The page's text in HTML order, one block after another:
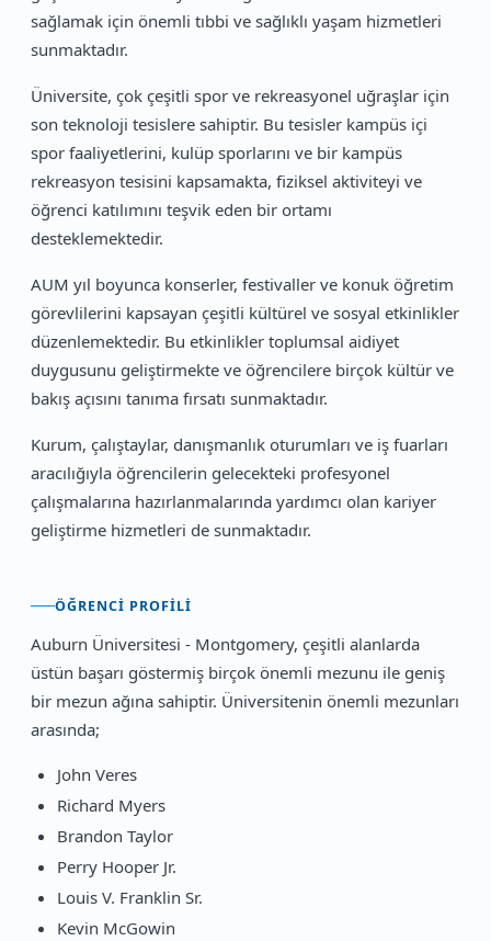
sağlamak için önemli tıbbi ve sağlıklı yaşam hizmetleri
sunmaktadır.
Üniversite, çok çeşitli spor ve rekreasyonel uğraşlar için
son teknoloji tesislere sahiptir. Bu tesisler kampüs içi
spor faaliyetlerini, kulüp sporlarını ve bir kampüs
rekreasyon tesisini kapsamakta, fiziksel aktiviteyi ve
öğrenci katılımını teşvik eden bir ortamı
desteklemektedir.
AUM yıl boyunca konserler, festivaller ve konuk öğretim
görevlilerini kapsayan çeşitli kültürel ve sosyal etkinlikler
düzenlemektedir. Bu etkinlikler toplumsal aidiyet
duygusunu geliştirmekte ve öğrencilere birçok kültür ve
bakış açısını tanıma fırsatı sunmaktadır.
Kurum, çalıştaylar, danışmanlık oturumları ve iş fuarları
aracılığıyla öğrencilerin gelecekteki profesyonel
çalışmalarına hazırlanmalarında yardımcı olan kariyer
geliştirme hizmetleri de sunmaktadır.
ÖĞRENCI PROFILI
Auburn Üniversitesi - Montgomery, çeşitli alanlarda
üstün başarı göstermiş birçok önemli mezunu ile geniş
bir mezun ağına sahiptir. Üniversitenin önemli mezunları
arasında;
John Veres
Richard Myers
Brandon Taylor
Perry Hooper Jr.
Louis V. Franklin Sr.
Kevin McGowin